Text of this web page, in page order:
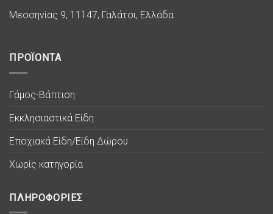
Μεσσηνίας 9, 11147, Γαλάτσι, Ελλάδα
ΠΡΟΪΟΝΤΑ
Γάμος-Βάπτιση
Εκκλησιαστικά Είδη
Εποχιακά Είδη/Είδη Δώρου
Χωρίς κατηγορία
ΠΛΗΡΟΦΟΡΙΕΣ